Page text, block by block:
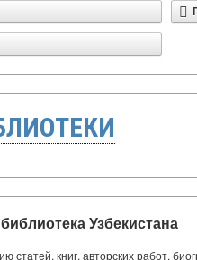
Узбекистана
статей, книг, авторских работ,